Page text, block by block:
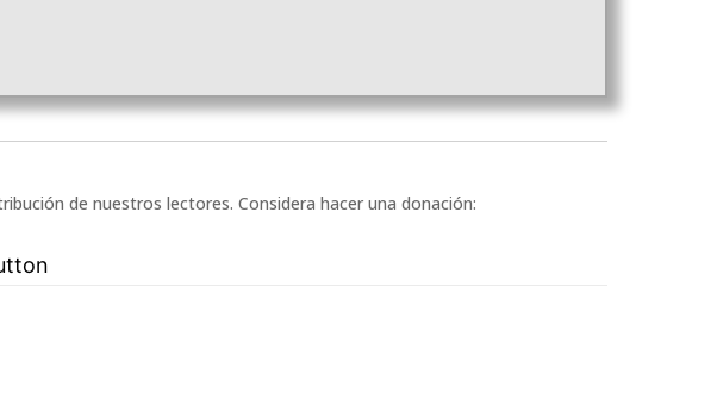
de nuestros lectores. Considera hacer una donación: